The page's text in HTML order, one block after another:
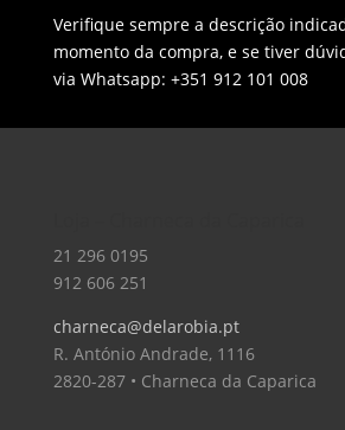
Verifique sempre a descrição
momento da compra, e se tiver
via Whatsapp: +351 912 101 008
21 296 0195
912 606 251
charneca@delarobia.pt
R. António Andrade, 1116
2820-287 • Charneca da Caparica